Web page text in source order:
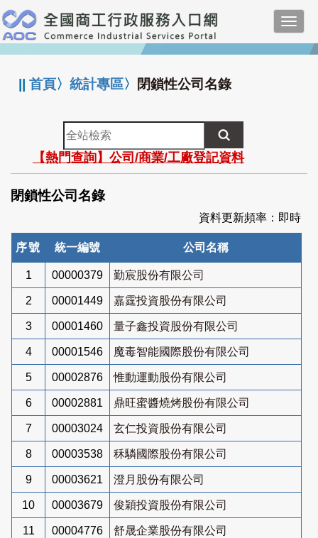
跳
到
主
要
:::
||首頁〉統計專區〉 閉鎖性公司名錄
全
站
檢
索
【熱門查詢】公司/商業/工廠登記資料
閉鎖性公司名錄
資料更新頻率：即時
序號 統一編號 公司名稱
1 00000379 勤宸股份有限公司
2 00001449 嘉霆投資股份有限公司
3 00001460 量子鑫投資股份有限公司
4 00001546 魔毒智能國際股份有限公司
5 00002876 惟動運動股份有限公司
6 00002881 鼎旺蜜醬燒烤股份有限公司
7 00003024 玄仁投資股份有限公司
8 00003538 秝驎國際股份有限公司
9 00003621 澄月股份有限公司
10 00003679 俊穎投資股份有限公司
11 00004776 舒晟企業股份有限公司